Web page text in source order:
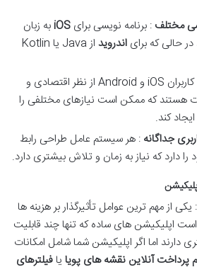
مختلف : برنامه نویسی برای iOSبه زبان
اندروید
از Java یا Kotlin
: کاربران iOS و Android از نظر اقتصادی و
هستند که ممکن است نیازهای مختلفی را
کند.
جداگانه : هر سیستم عامل طراحی رابط
دارد که نیاز به زمان و تلاش بیشتری دارد.
: یکی از مهم ترین عوامل تأثیرگذار بر هزینه ها
است اپلیکیشن های ساده که تنها چند قابلیت
دارند اما اگر اپلیکیشن شما شامل امکانات
پرداخت آنلاین نقشه های پویا یافیلترهای